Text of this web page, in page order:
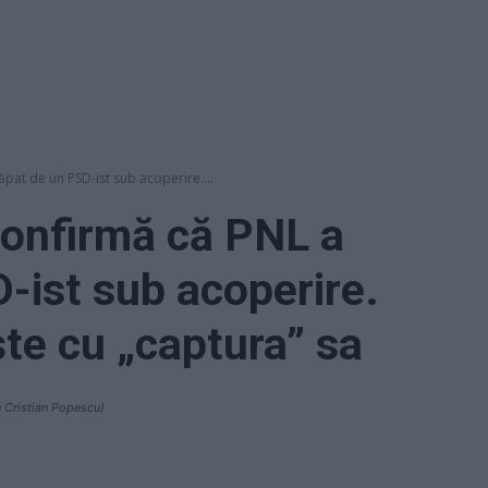
de un PSD-ist sub acoperire....
că PNL a
ist sub acoperire.
cu „captura” sa
Cristian Popescu)